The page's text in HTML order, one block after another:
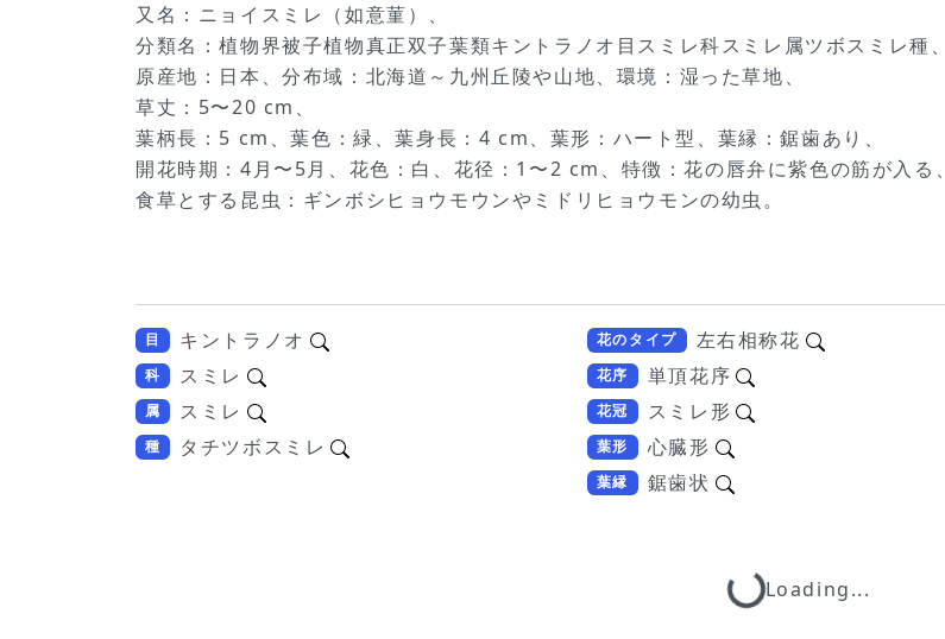
又名：ニョイスミレ（如意菫）、
分類名：植物界被子植物真正双子葉類キントラノオ目スミレ科スミレ属ツボスミレ種、
原産地：日本、分布域：北海道～九州丘陵や山地、環境：湿った草地、
草丈：5〜20 cm、
葉柄長：5 cm、葉色：緑、葉身長：4 cm、葉形：ハート型、葉縁：鋸歯あり、
開花時期：4月〜5月、花色：白、花径：1〜2 cm、特徴：花の唇弁に紫色の筋が入る、
食草とする昆虫：ギンボシヒョウモウンやミドリヒョウモンの幼虫。
目 キントラノオ
科 スミレ
属 スミレ
種 タチツボスミレ
花のタイプ 左右相称花
花序 単頂花序
花冠 スミレ形
葉形 心臓形
葉縁 鋸歯状
Loading...Loading...